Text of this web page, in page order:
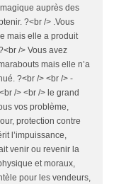
auprès des
?<br /> .Vous
mais elle a produit
/> Vous avez
mais elle n’a
?<br /> <br /> -
/> <br /> le grand
vos problème,
protection contre
l’impuissance,
venir ou revenir la
et moraux,
pour les vendeurs,